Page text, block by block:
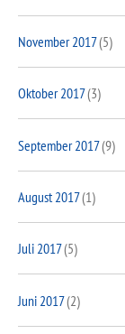
November 2017(5)
Oktober 2017(3)
September 2017(9)
August 2017(1)
Juli 2017(5)
Juni 2017(2)